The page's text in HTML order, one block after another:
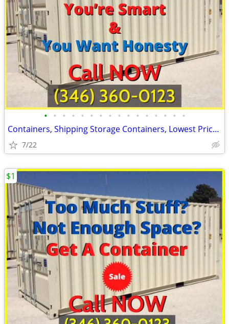
• • • • • • • • • • • • • • • •
Containers, Shipping Storage Containers, Lowest Price Now!
7/22
$1